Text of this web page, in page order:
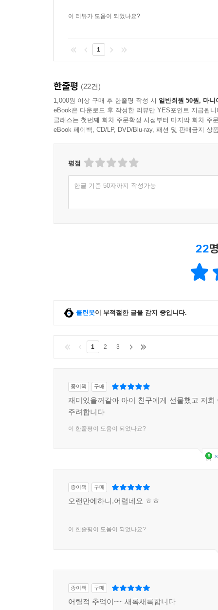
이 리뷰가 도움이 되었나요?
1
한줄평 (22건)
1,000원 이상 구매 후 한줄평 작성 시 일반회원 50원, 마니
eBook은 다운로드 후 작성한 리뷰만 YES포인트 지급됩니
클래스는 첫번째 회차 주문확정 시점부터 마지막 회차 주
eBook 페이백, CD/LP, DVD/Blu-ray, 패션 및 판매금지 상
평점
한글 기준 50자까지 작성가능
22
클린봇이 부적절한 글을 감지 중입니다.
1 2 3
종이책 구매
재미있을꺼같아 아이 친구에게 선물했고 저희
주려합니다
이 한줄평이 도움이 되었나요?
종이책 구매
오랜만에하니.어렵네요 ㅎㅎ
이 한줄평이 도움이 되었나요?
종이책 구매
어릴적 추억이~~ 새록새록합니다